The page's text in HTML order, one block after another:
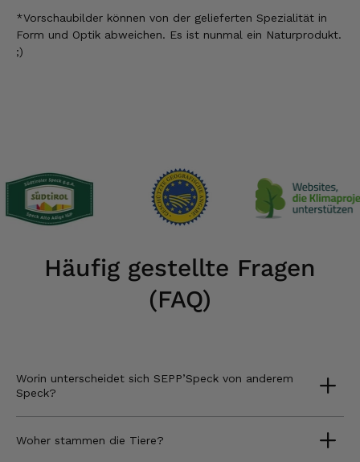
*Vorschaubilder können von der gelieferten Spezialität in
Form und Optik abweichen. Es ist nunmal ein Naturprodukt.
;)
Häufig gestellte Fragen
(FAQ)
Worin unterscheidet sich SEPP’Speck von anderem
Speck?
Woher stammen die Tiere?